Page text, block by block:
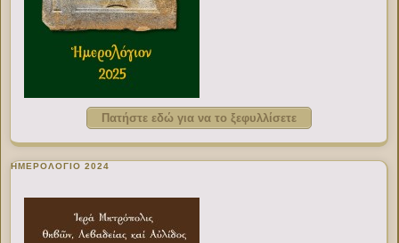
Πατήστε εδώ για να το ξεφυλλίσετε
ΗΜΕΡΟΛΟΓΙΟ 2024